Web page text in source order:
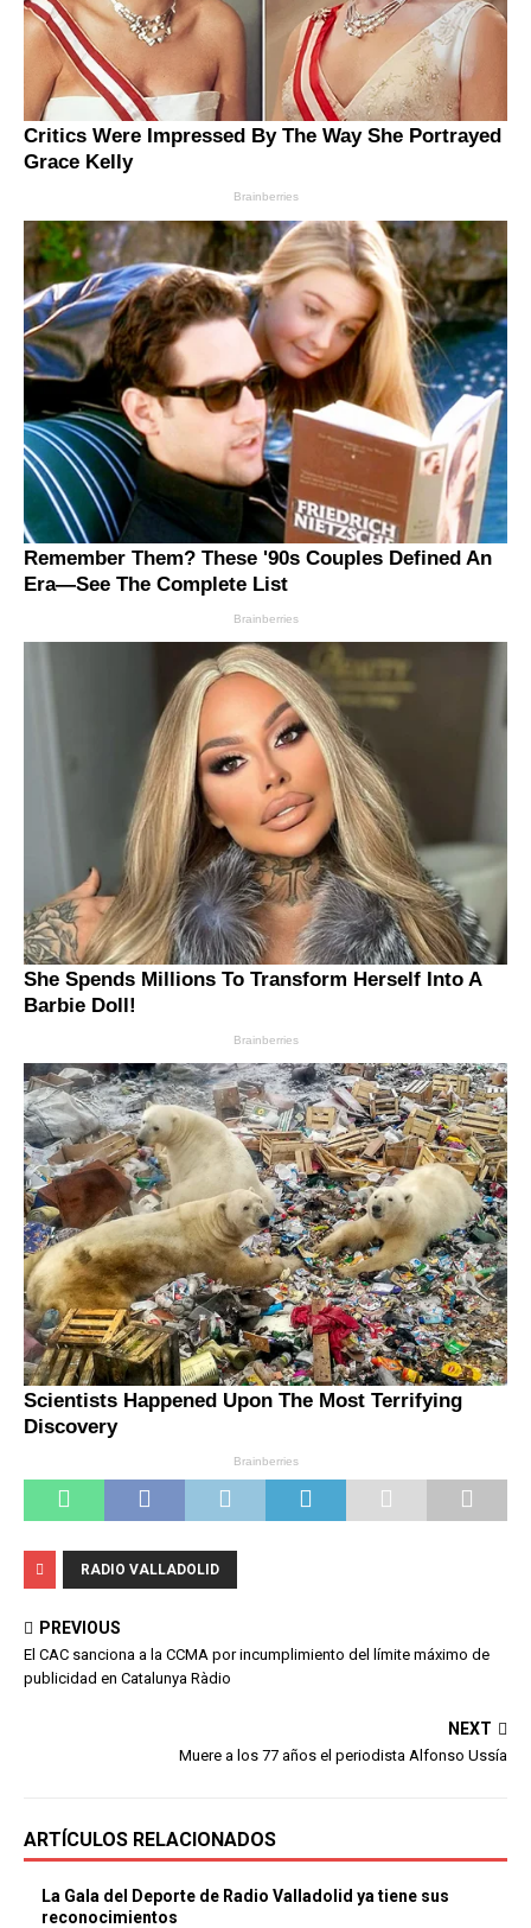
RADIO VALLADOLID
PREVIOUS
El CAC sanciona a la CCMA por incumplimiento del límite máximo de
publicidad en Catalunya Ràdio
NEXT
Muere a los 77 años el periodista Alfonso Ussía
ARTÍCULOS RELACIONADOS
La Gala del Deporte de Radio Valladolid ya tiene sus
reconocimientos